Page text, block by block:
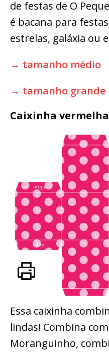
de festas de O
é bacana para
estrelas, galáxia ou
→ tamanho médio
→ tamanho grande
Caixinha
Essa caixinha
lindas! Combina
Moranguinho,